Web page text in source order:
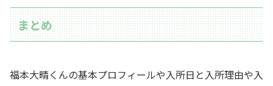
まとめ
福本大晴くんの基本プロフィールや入所日と入所理由や入